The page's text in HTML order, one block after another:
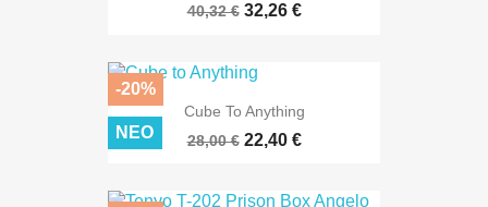
40,32 € 32,26 €
Cube To Anything
28,00 € 22,40 €
-20%
ΝΈΟ